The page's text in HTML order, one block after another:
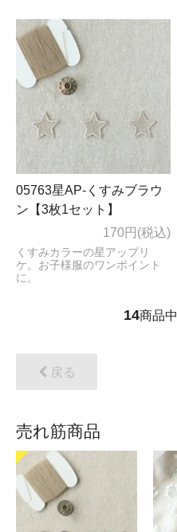
05763星AP-くすみブラウ
ン【3枚1セット】
170円(税込)
くすみカラーの星アップリ
ケ。お子様服のワンポイント
に。
14商品中
戻る
売れ筋商品